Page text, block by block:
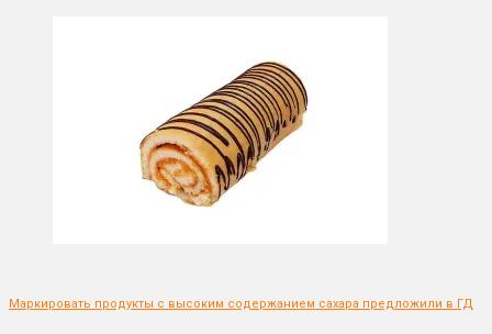
Маркировать продукты с высоким содержанием сахара предложили в ГД